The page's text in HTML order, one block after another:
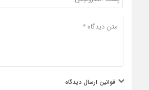
قوانین ارسال دیدگاه